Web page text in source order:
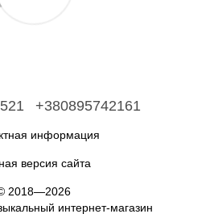
+380895742161
информация
версия сайта
2018—2026
интернет-магазин